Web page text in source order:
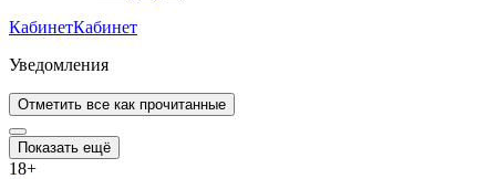
КабинетКабинет
Уведомления
Отметить все как прочитанные
Показать ещё
18+